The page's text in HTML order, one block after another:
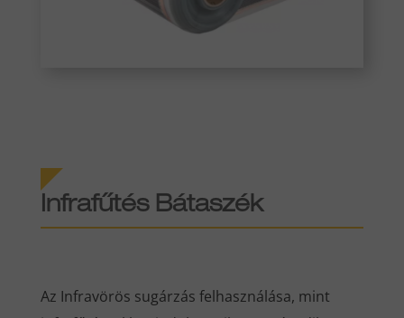
Infrafűtés Bátaszék
Az Infravörös sugárzás felhasználása, mint